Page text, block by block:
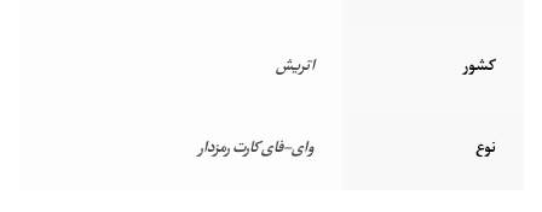
کشور اتریش
نوع وای-فای کارت رمزدار